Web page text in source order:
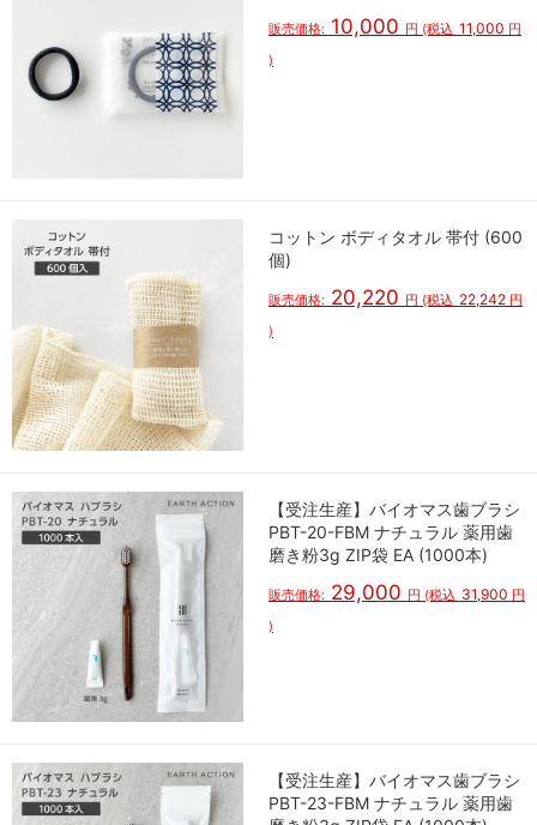
販売価格: 10,000 円 (税込 11,000 円
)
コットン ボディタオル 帯付 (600
個)
販売価格: 20,220 円 (税込 22,242 円
)
【受注生産】バイオマス歯ブラシ
PBT-20-FBM ナチュラル 薬用歯
磨き粉3g ZIP袋 EA (1000本)
販売価格: 29,000 円 (税込 31,900 円
)
【受注生産】バイオマス歯ブラシ
PBT-23-FBM ナチュラル 薬用歯